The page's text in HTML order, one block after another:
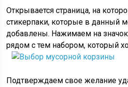
Открывается страница, на
стикерпаки, которые в данный
добавлены. Нажимаем на
рядом с тем набором, который
Подтверждаем свое желание